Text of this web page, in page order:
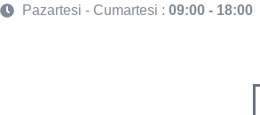
Pazartesi - Cumartesi : 09:00 - 18:00